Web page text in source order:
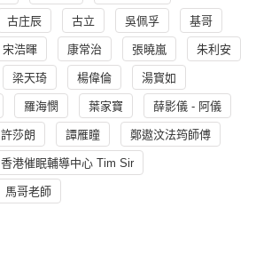
古庄辰 古立 吳佩孚 基哥
宋浩暉 康常治 張曉嵐 朱利安
梁天琦 楊偉倫 湯寳如
羅海憫 葉家寶 薛影儀 - 阿儀
許莎朗 譚雁瞳 鄭遨汶法筠師傅
香港催眠輔導中心 Tim Sir
馬哥老師